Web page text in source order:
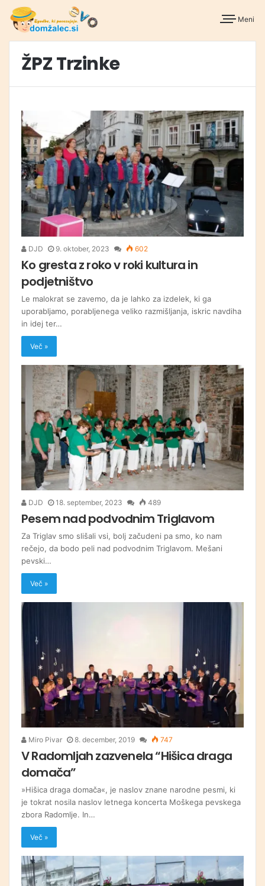
Meni
ŽPZ Trzinke
DJD 9. oktober, 2023 602
Ko gresta z roko v roki kultura in
podjetništvo
Le malokrat se zavemo, da je lahko za izdelek, ki ga
uporabljamo, porabljenega veliko razmišljanja, iskric navdiha
in idej ter…
Več »
DJD 18. september, 2023 489
Pesem nad podvodnim Triglavom
Za Triglav smo slišali vsi, bolj začudeni pa smo, ko nam
rečejo, da bodo peli nad podvodnim Triglavom. Mešani
pevski…
Več »
Miro Pivar 8. december, 2019 747
V Radomljah zazvenela “Hišica draga
domača”
»Hišica draga domača«, je naslov znane narodne pesmi, ki
je tokrat nosila naslov letnega koncerta Moškega pevskega
zbora Radomlje. In…
Več »